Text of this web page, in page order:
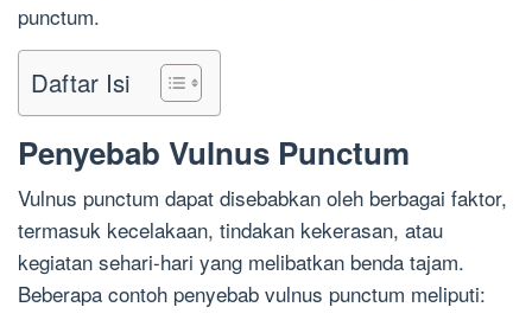
punctum.
Daftar Isi
Penyebab Vulnus Punctum
Vulnus punctum dapat disebabkan oleh berbagai faktor,
termasuk kecelakaan, tindakan kekerasan, atau
kegiatan sehari-hari yang melibatkan benda tajam.
Beberapa contoh penyebab vulnus punctum meliputi: